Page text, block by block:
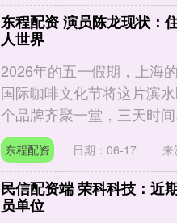
东程配资 演员陈龙现状：
人世界
2026年的五一假期，上海
国际咖啡文化节将这片滨
个品牌齐聚一堂，三天时
东程配资 日期：06-17
民信配资端 荣科科技：近
员单位